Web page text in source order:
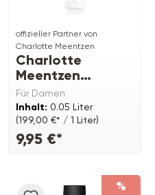
offizieller Partner von
Charlotte Meentzen
Charlotte
Meentzen
Kräutervital
Creme-Peeling
Für Damen
Inhalt: 0.05 Liter
(199,00 €* / 1 Liter)
9,95 €*
%